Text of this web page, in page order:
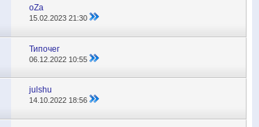
oZa
15.02.202321:30
Типочег
06.12.2022 10:55
julshu
14.10.2022 18:56